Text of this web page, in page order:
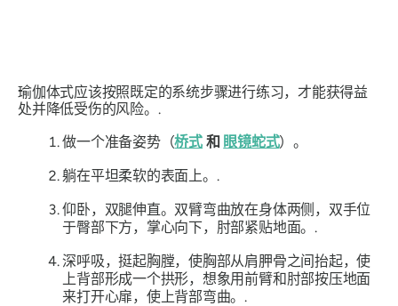
瑜伽体式应该按照既定的系统步骤进行练习，才能获得益
处并降低受伤的风险。.
做一个准备姿势（桥式 和 眼镜蛇式）。
躺在平坦柔软的表面上。.
仰卧，双腿伸直。双臂弯曲放在身体两侧，双手位
于臀部下方，掌心向下，肘部紧贴地面。.
深呼吸，挺起胸膛，使胸部从肩胛骨之间抬起，使
上背部形成一个拱形，想象用前臂和肘部按压地面
来打开心扉，使上背部弯曲。.